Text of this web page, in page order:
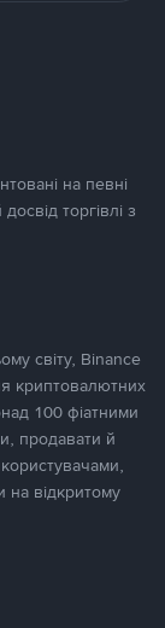
на певні
торгівлі з
світу, Binance
криптовалютних
100 фіатними
продавати й
на відкритому